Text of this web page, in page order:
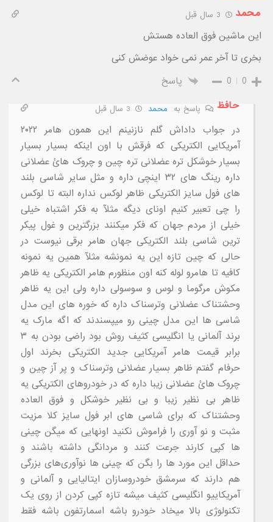
محمد
این ماشین فوق العاده هستش
بخری تا آخر عمر نمی خواد عوضش کنی
0
0
پاسخ
حافظ
پاسخ به محمد
در جواب داداش گلم نازنینم این همون هامر ۲۰۲۲
آمریکایی الکتریکی که فرقش با اون اینکه بسیار بسیار
بسیار خوشکل تره عضلانی تره چین و چروک هائ عضلانی
داره رینگ های ۳۲ اینچی داره و مثل سایر شاسی بلند
های فول سایز الکتریکی ظاهر لوکس نداره البته تا لوکس
را چی تعبیر کنیم اونای دیگه مثلآ به فکر اشتباه خیلی
خیلی از مردم جهان که فکر میکنند بزرگترین و غول پیکر
ترین شاسی بلند الکتریکی جهان هامر برقی نیوست در
حالی که چین تازه این یه نمونشه مثلآ همین یه نمونه
کافیه تا هامرو لوله کنه اون منظورم هامر الکتریکی یه ظاهر
مکوش مرگوما و لوس و سوسولی داره ولی این یه ظاهر
وحشتناک عضلانی وترسناک داره که خوره های این مدل
شاسی ها این مدل چینی رو میپسندند که اگه مارک یه
برند آلمانی یا انگلیسی کثیف روش بود راضی بودن به ۳
برابر قیمت هامر آمریکایی جدید الکتریکی بخرند اول
حرفام گفتم ظاهر بسیار عضلانی وترسناک و پر آز چین و
چروک هائ عضلانی زیبا داره که در خودروهای الکتریکی یه
ظاهر بی نظیر زیبا و بی نظیر خوشکل و فوق العاده
وحشتناک که برای شاسی های ابر فول سایز کلا مزیت
مثبت و نو آوری را فراموش نکنید اونهایی که میگن چینی
ها کپی کارند جرعت کنند و مردانگی داشته باشند و
حداقل این مورد ها را بگن که چینی ها نوآوری‌های بزرگی
هم دارند که سرمشق خودروسازان ایتالیایی و آلمانی و
آمریکاییو انگلیسی کثیف میشه تازه کپی کردن از روی یک
تکنولوژی بالا میخاد خودرو باشه اسمارتفون باشه فقط